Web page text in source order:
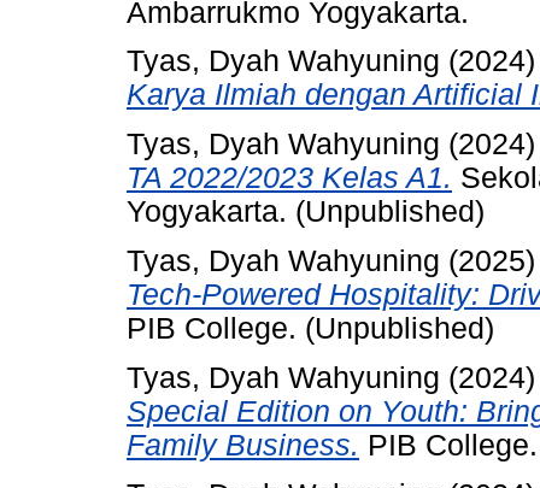
Ambarrukmo Yogyakarta.
Tyas, Dyah Wahyuning
Karya Ilmiah dengan Artificial
Tyas, Dyah Wahyuning
TA 2022/2023 Kelas A1.
Yogyakarta. (Unpublished)
Tyas, Dyah Wahyuning
Tech-Powered Hospitality:
PIB College. (Unpublished)
Tyas, Dyah Wahyuning
Special Edition on Youth:
Family Business. PIB